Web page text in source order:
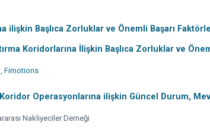
ilişkin Başlıca Zorluklar ve Önemli Başarı
Koridorlarına İlişkin Başlıca Zorluklar ve
Fimotions
Koridor Operasyonlarına ilişkin Güncel Durum,
Nakliyeciler Derneği